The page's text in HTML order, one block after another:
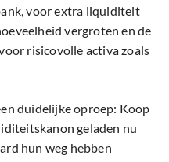
voor extra liquiditeit
vergroten en de
risicovolle activa zoals
duidelijke oproep: Koop
geladen nu
hun weg hebben